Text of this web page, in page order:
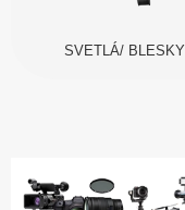
SVETLÁ/ BLESKY